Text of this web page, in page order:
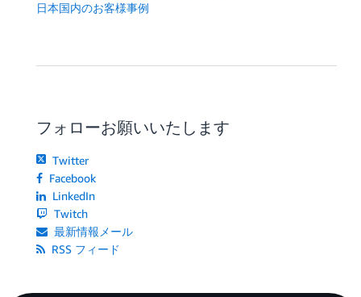
日本国内のお客様事例
フォローお願いいたします
Twitter
Facebook
LinkedIn
Twitch
最新情報メール
RSS フィード